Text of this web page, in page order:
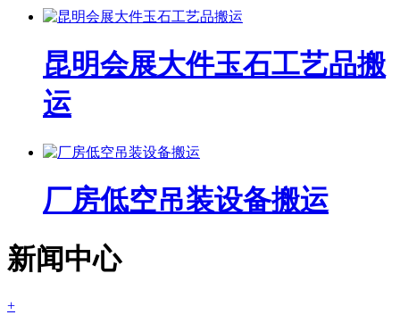
昆明会展大件玉石工艺品搬
运
厂房低空吊装设备搬运
新闻中心
+